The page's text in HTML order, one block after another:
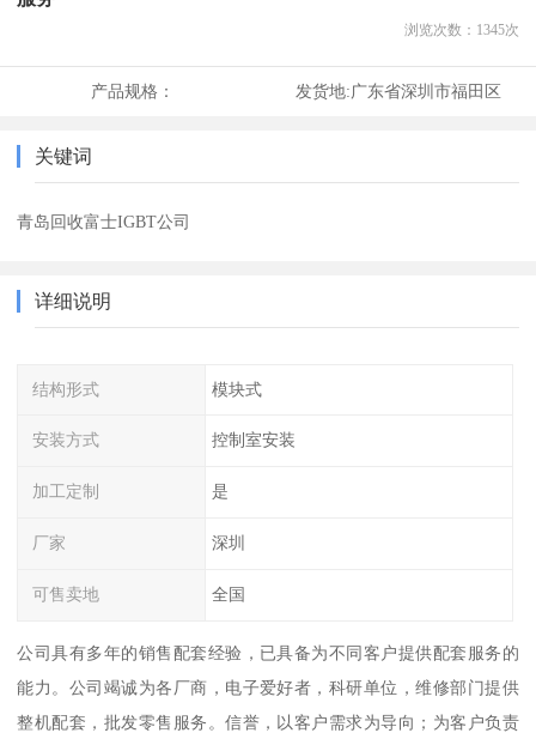
浏览次数： 1345次
产品规格： 发货地:广东省深圳市福田区
关键词
青岛回收富士IGBT公司
详细说明
结构形式 模块式
安装方式 控制室安装
加工定制 是
厂家 深圳
可售卖地 全国
公司具有多年的销售配套经验，已具备为不同客户提供配套服务的
能力。公司竭诚为各厂商，电子爱好者，科研单位，维修部门提供
整机配套，批发零售服务。信誉，以客户需求为导向；为客户负责